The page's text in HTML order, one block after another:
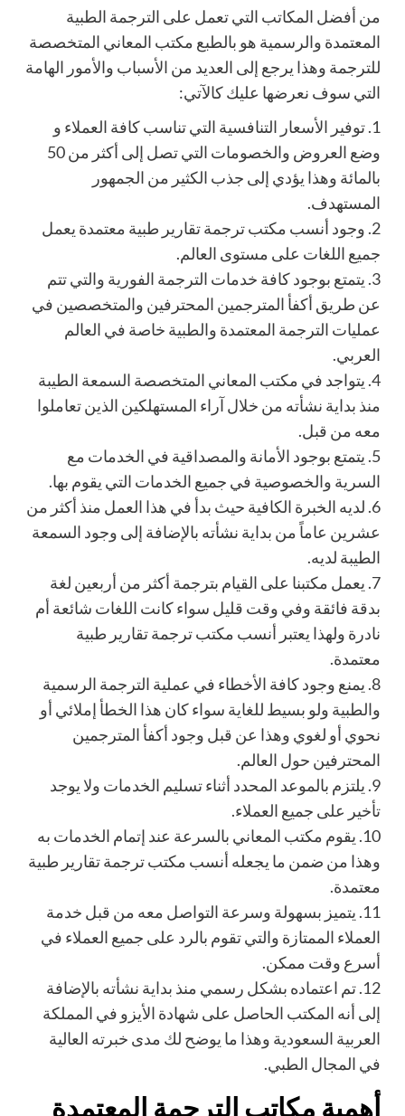
من أفضل المكاتب التي تعمل على الترجمة الطبية
المعتمدة والرسمية هو بالطبع مكتب المعاني المتخصصة
للترجمة وهذا يرجع إلى العديد من الأسباب والأمور الهامة
التي سوف نعرضها عليك كالآتي:
1. توفير الأسعار التنافسية التي تناسب كافة العملاء و
وضع العروض والخصومات التي تصل إلى أكثر من 50
بالمائة وهذا يؤدي إلى جذب الكثير من الجمهور
المستهدف.
2. وجود أنسب مكتب ترجمة تقارير طبية معتمدة يعمل
جميع اللغات على مستوى العالم.
3. يتمتع بوجود كافة خدمات الترجمة الفورية والتي تتم
عن طريق أكفأ المترجمين المحترفين والمتخصصين في
عمليات الترجمة المعتمدة والطبية خاصة في العالم
العربي.
4. يتواجد في مكتب المعاني المتخصصة السمعة الطيبة
منذ بداية نشأته من خلال آراء المستهلكين الذين تعاملوا
معه من قبل.
5. يتمتع بوجود الأمانة والمصداقية في الخدمات مع
السرية والخصوصية في جميع الخدمات التي يقوم بها.
6. لديه الخبرة الكافية حيث بدأ في هذا العمل منذ أكثر من
عشرين عاماً من بداية نشأته بالإضافة إلى وجود السمعة
الطيبة لديه.
7. يعمل مكتبنا على القيام بترجمة أكثر من أربعين لغة
بدقة فائقة وفي وقت قليل سواء كانت اللغات شائعة أم
نادرة ولهذا يعتبر أنسب مكتب ترجمة تقارير طبية
معتمدة.
8. يمنع وجود كافة الأخطاء في عملية الترجمة الرسمية
والطبية ولو بسيط للغاية سواء كان هذا الخطأ إملائي أو
نحوي أو لغوي وهذا عن قبل وجود أكفأ المترجمين
المحترفين حول العالم.
9. يلتزم بالموعد المحدد أثناء تسليم الخدمات ولا يوجد
تأخير على جميع العملاء.
10. يقوم مكتب المعاني بالسرعة عند إتمام الخدمات به
وهذا من ضمن ما يجعله أنسب مكتب ترجمة تقارير طبية
معتمدة.
11. يتميز بسهولة وسرعة التواصل معه من قبل خدمة
العملاء الممتازة والتي تقوم بالرد على جميع العملاء في
أسرع وقت ممكن.
12. تم اعتماده بشكل رسمي منذ بداية نشأته بالإضافة
إلى أنه المكتب الحاصل على شهادة الأيزو في المملكة
العربية السعودية وهذا ما يوضح لك مدى خبرته العالية
في المجال الطبي.